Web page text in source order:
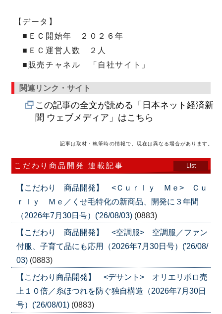
【データ】
■ＥＣ開始年 ２０２６年
■ＥＣ運営人数 ２人
■販売チャネル 「自社サイト」
関連リンク・サイト
この記事の全文が読める「日本ネット経済新
聞 ウェブメディア」はこちら
記事は取材・執筆時の情報で、現在は異なる場合があります。
こだわり商品開発 連載記事 List
【こだわり 商品開発】 <Ｃｕｒｌｙ Ｍｅ> Ｃｕ
ｒｌｙ Ｍｅ／くせ毛特化の新商品、開発に３年間
（2026年7月30日号）('26/08/03) (0883)
【こだわり 商品開発】 <空調服> 空調服／ファン
付服、子育て品にも応用（2026年7月30日号）('26/08/
03) (0883)
【こだわり商品開発】 <デサント> オリエリポロ売
上１０倍／糸ほつれを防ぐ独自構造（2026年7月30日
号）('26/08/01) (0883)